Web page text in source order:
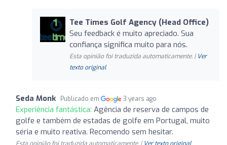
Tee Times Golf Agency (Head Office)
Seu feedback é muito apreciado. Sua
confiança significa muito para nós.
Esta opinião foi traduzida automaticamente. | Ver
texto original
Seda Monk Publicado em 3 years ago
Experiência fantástica: Agência de reserva de campos de
golfe e também de estadas de golfe em Portugal, muito
séria e muito reativa. Recomendo sem hesitar.
Esta opinião foi traduzida automaticamente. | Ver texto original